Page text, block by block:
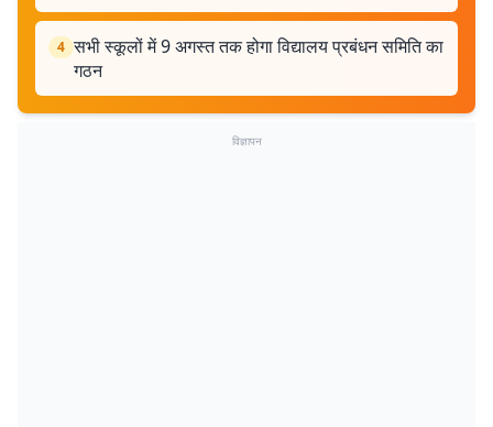
4 सभी स्कूलों में 9 अगस्त तक होगा विद्यालय प्रबंधन समिति का
गठन
विज्ञापन